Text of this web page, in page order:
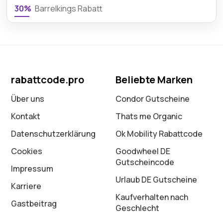
30% Barrelkings Rabatt
rabattcode.pro
Über uns
Kontakt
Datenschutz­erklärung
Cookies
Impressum
Karriere
Gastbeitrag
Beliebte Marken
Condor Gutscheine
Thats me Organic
Ok Mobility Rabattcode
Goodwheel DE
Gutscheincode
Urlaub DE Gutscheine
Kaufverhalten nach
Geschlecht